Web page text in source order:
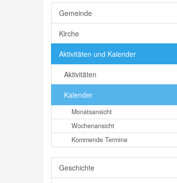
Gemeinde
Kirche
Aktivitäten und Kalender
Aktivitäten
Kalender
Monatsansicht
Wochenansicht
Kommende Termine
Geschichte